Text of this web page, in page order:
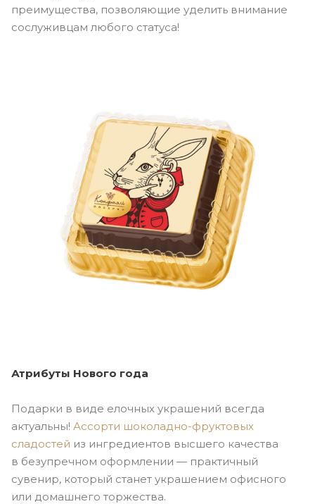
преимущества, позволяющие уделить внимание
сослуживцам любого статуса!
Атрибуты Нового года
Подарки в виде елочных украшений всегда
актуальны! Ассорти шоколадно-фруктовых
сладостей из ингредиентов высшего качества
в безупречном оформлении — практичный
сувенир, который станет украшением офисного
или домашнего торжества.